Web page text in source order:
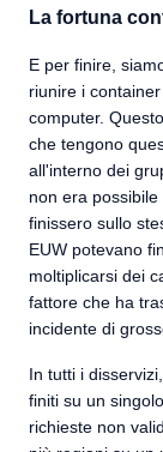
La fortuna
E per finire,
riunire i
computer.
che tengono
all'interno dei
non era
finissero sullo
EUW potevano
moltiplicarsi dei
fattore che ha
incidente di
In tutti i
finiti su un
richieste non